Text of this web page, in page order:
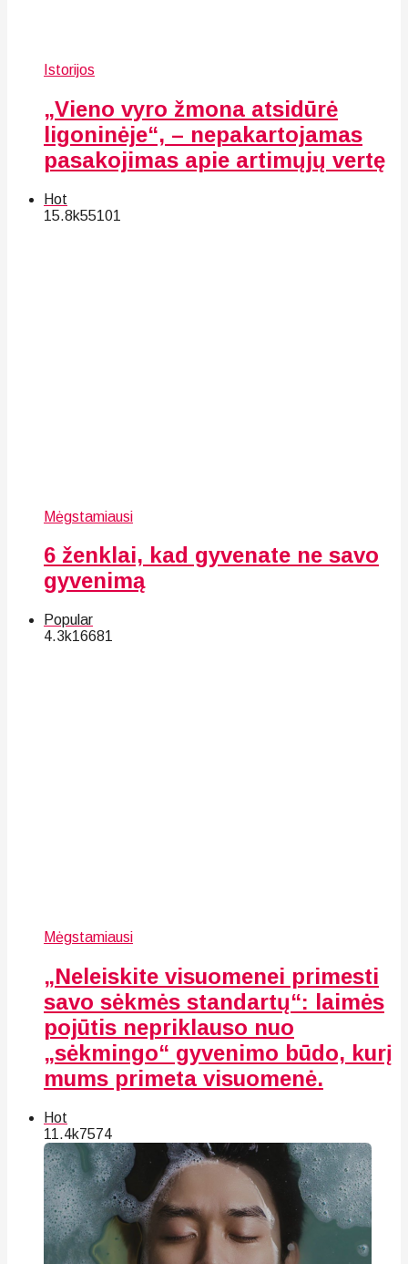
Istorijos
„Vieno vyro žmona atsidūrė
ligoninėje“, – nepakartojamas
pasakojimas apie artimųjų vertę
Hot
15.8k55101
Mėgstamiausi
6 ženklai, kad gyvenate ne savo
gyvenimą
Popular
4.3k16681
Mėgstamiausi
„Neleiskite visuomenei primesti
savo sėkmės standartų“: laimės
pojūtis nepriklauso nuo
„sėkmingo“ gyvenimo būdo, kurį
mums primeta visuomenė.
Hot
11.4k7574